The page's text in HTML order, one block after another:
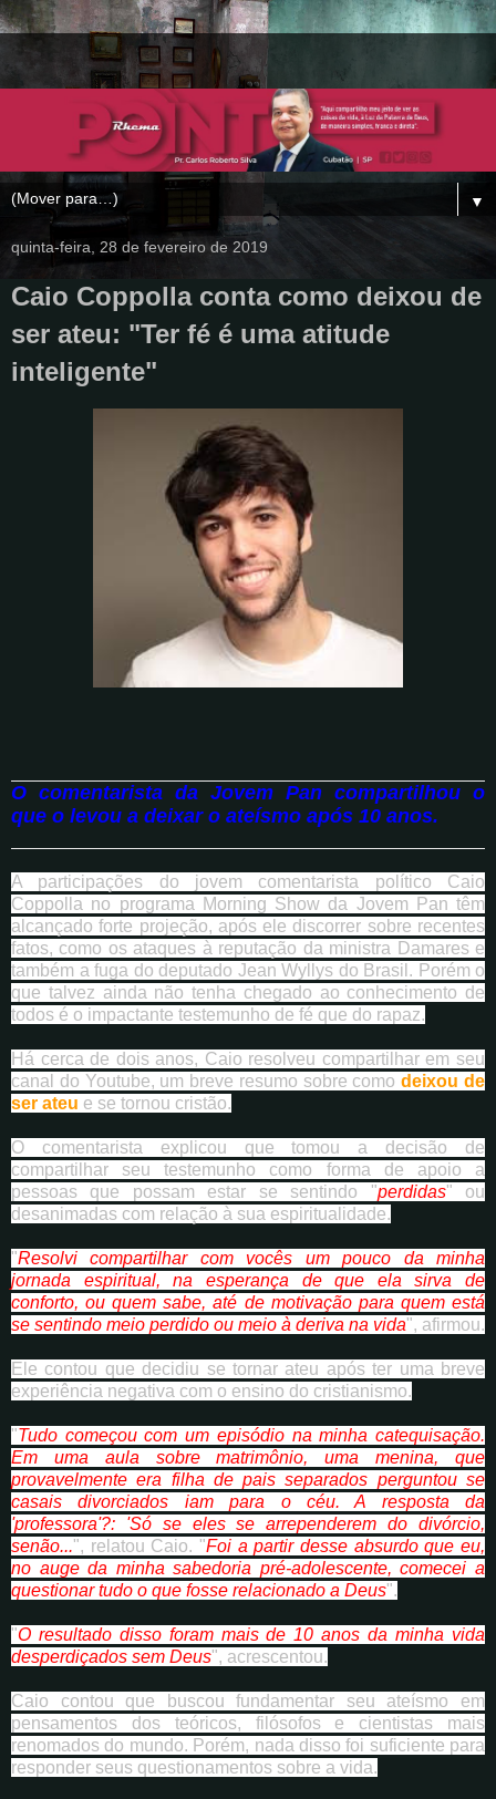
▼
quinta-feira, 28 de fevereiro de 2019
Caio Coppolla conta como deixou de
ser ateu: "Ter fé é uma atitude
inteligente"
O comentarista da Jovem Pan compartilhou o
que o levou a deixar o ateísmo após 10 anos.
A participações do jovem comentarista político Caio
Coppolla no programa Morning Show da Jovem Pan têm
alcançado forte projeção, após ele discorrer sobre recentes
fatos, como os ataques à reputação da ministra Damares e
também a fuga do deputado Jean Wyllys do Brasil. Porém o
que talvez ainda não tenha chegado ao conhecimento de
todos é o impactante testemunho de fé que do rapaz.
Há cerca de dois anos, Caio resolveu compartilhar em seu
canal do Youtube, um breve resumo sobre comodeixou de
ser ateu e se tornou cristão.
O comentarista explicou que tomou a decisão de
compartilhar seu testemunho como forma de apoio a
pessoas que possam estar se sentindo "perdidas" ou
desanimadas com relação à sua espiritualidade.
"Resolvi compartilhar com vocês um pouco da minha
jornada espiritual, na esperança de que ela sirva de
conforto, ou quem sabe, até de motivação para quem está
se sentindo meio perdido ou meio à deriva na vida", afirmou.
Ele contou que decidiu se tornar ateu após ter uma breve
experiência negativa com o ensino do cristianismo.
"Tudo começou com um episódio na minha catequisação.
Em uma aula sobre matrimônio, uma menina, que
provavelmente era filha de pais separados perguntou se
casais divorciados iam para o céu. A resposta da
'professora'?: 'Só se eles se arrependerem do divórcio,
senão...", relatou Caio. "Foi a partir desse absurdo que eu,
no auge da minha sabedoria pré-adolescente, comecei a
questionar tudo o que fosse relacionado a Deus".
"O resultado disso foram mais de 10 anos da minha vida
desperdiçados sem Deus", acrescentou.
Caio contou que buscou fundamentar seu ateísmo em
pensamentos dos teóricos, filósofos e cientistas mais
renomados do mundo. Porém, nada disso foi suficiente para
responder seus questionamentos sobre a vida.